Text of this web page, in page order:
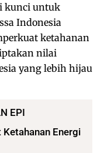
kunci untuk
Indonesia
ketahanan
nilai
yang lebih hijau
EPI
Energi